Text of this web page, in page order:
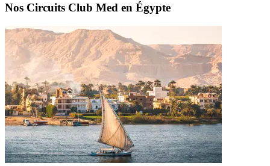
Nos Circuits Club Med en Égypte